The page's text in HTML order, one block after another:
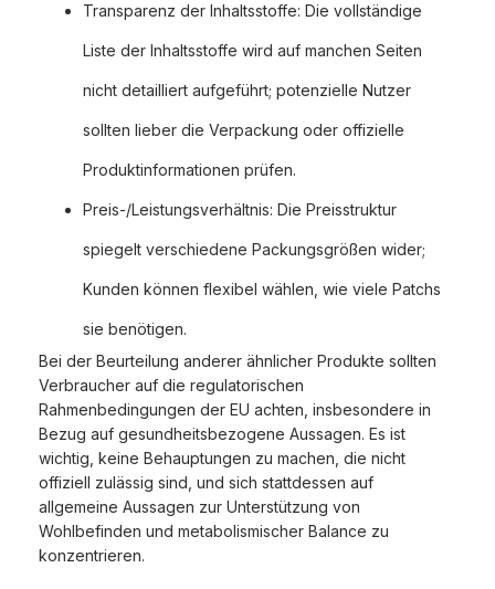
Transparenz der Inhaltsstoffe: Die vollständige
Liste der Inhaltsstoffe wird auf manchen Seiten
nicht detailliert aufgeführt; potenzielle Nutzer
sollten lieber die Verpackung oder offizielle
Produktinformationen prüfen.
Preis-/Leistungsverhältnis: Die Preisstruktur
spiegelt verschiedene Packungsgrößen wider;
Kunden können flexibel wählen, wie viele Patchs
sie benötigen.
Bei der Beurteilung anderer ähnlicher Produkte sollten
Verbraucher auf die regulatorischen
Rahmenbedingungen der EU achten, insbesondere in
Bezug auf gesundheitsbezogene Aussagen. Es ist
wichtig, keine Behauptungen zu machen, die nicht
offiziell zulässig sind, und sich stattdessen auf
allgemeine Aussagen zur Unterstützung von
Wohlbefinden und metabolismischer Balance zu
konzentrieren.